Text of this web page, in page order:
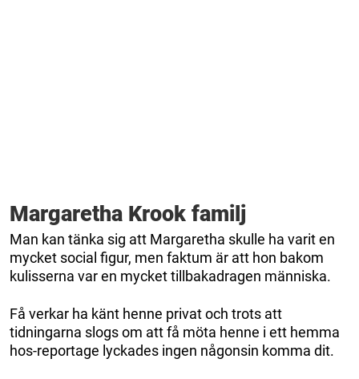
Margaretha Krook familj
Man kan tänka sig att Margaretha skulle ha varit en
mycket social figur, men faktum är att hon bakom
kulisserna var en mycket tillbakadragen människa.
Få verkar ha känt henne privat och trots att
tidningarna slogs om att få möta henne i ett hemma
hos-reportage lyckades ingen någonsin komma dit.